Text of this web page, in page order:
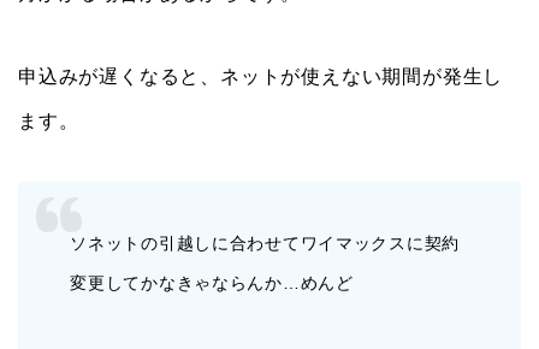
申込みが遅くなると、ネットが使えない期間が発生し
ます。
ソネットの引越しに合わせてワイマックスに契約
変更してかなきゃならんか…めんど